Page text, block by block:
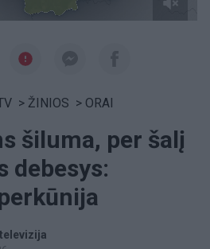
> ŽINIOS > ORAI
šiluma, per šalį
debesys: